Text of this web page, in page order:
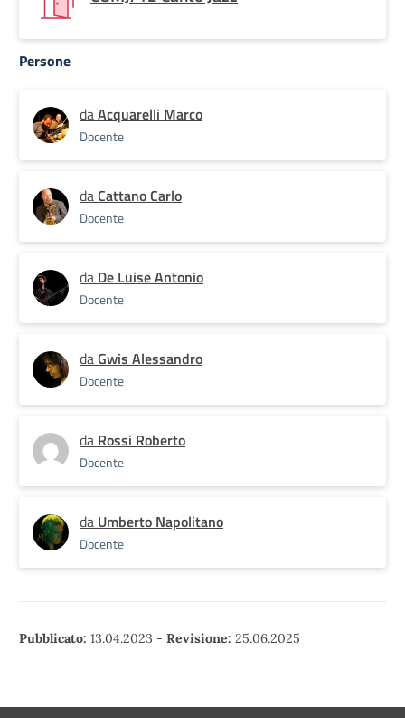
Persone
daAcquarelli Marco
Docente
daCattano Carlo
Docente
da De Luise Antonio
Docente
daGwis Alessandro
Docente
da Rossi Roberto
Docente
da Umberto Napolitano
Docente
Pubblicato: 13.04.2023 - Revisione: 25.06.2025